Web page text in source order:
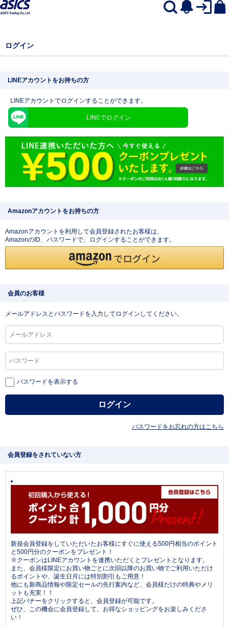
ログイン
LINEアカウントをお持ちの方
LINEアカウントでログインすることができます。
LINEでログイン
Amazonアカウントをお持ちの方
Amazonアカウントを利用して会員登録されたお客様は、
AmazonのID、パスワードで、ログインすることができます。
会員のお客様
メールアドレスとパスワードを入力してログインしてください。
パスワードを表示する
パスワードをお忘れの方はこちら
会員登録をされていない方
新規会員登録をしていただいたお客様にすぐに使える500円相当のポイント
と500円分のクーポンをプレゼント！
※クーポンはLINEアカウントを連携いただくとプレゼントとなります。
また、会員様限定にお買い物ごとに次回以降のお買い物でご利用いただけ
るポイントや、誕生日月には特別割引もご用意！
他にも新商品情報や限定セールの先行案内など、会員様だけの特典やメリ
ットも充実！！
上記バナーをクリックすると、会員登録が可能です。
ぜひ、この機会に会員登録して、お得なショッピングをお楽しみくださ
い！